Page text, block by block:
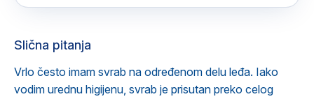
Slična pitanja
Vrlo često imam svrab na određenom delu leđa. Iako
vodim urednu higijenu, svrab je prisutan preko celog